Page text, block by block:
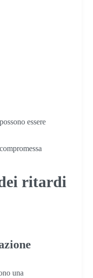
essere
ritardi
una